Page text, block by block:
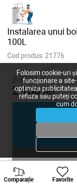
Instalarea unui
100L
Cod produs:21776
2 352lei
2 100lei
Comparație Favorite
Folosim cookie-uri
funcționare a
optimiza
refuza sau puteți
cum